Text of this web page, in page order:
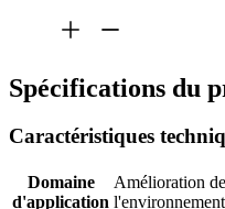
Spécifications du
Caractéristiques
Domaine
d'application
Amélioration
l'environnement